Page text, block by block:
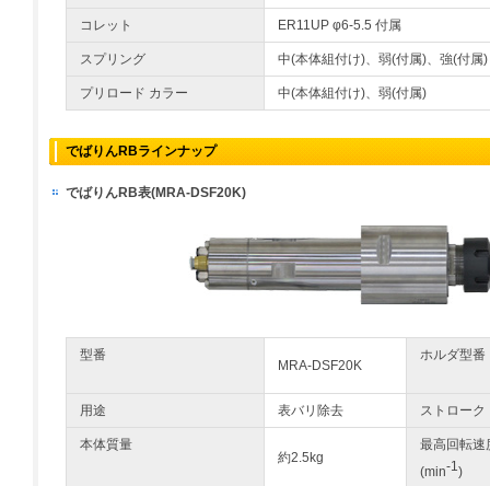
コレット ER11UP φ6-5.5 付属
スプリング 中(本体組付け)、弱(付属)、強(付属)
プリロード カラー 中(本体組付け)、弱(付属)
でばりんRBラインナップ
でばりんRB表(MRA-DSF20K)
型番
MRA-DSF20K
ホルダ型番
用途 表バリ除去 ストローク
本体質量
約2.5kg
最高回転速
(min-1)